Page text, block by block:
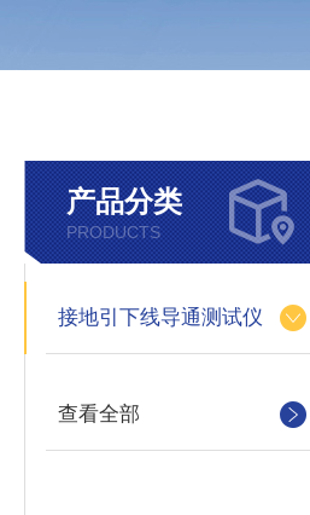
产品分类
PRODUCTS
接地引下线导通测试仪
查看全部